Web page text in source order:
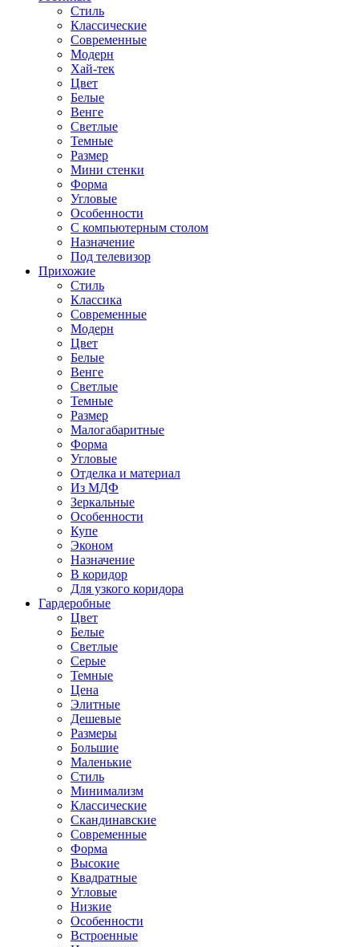
Стиль
Классические
Современные
Модерн
Хай-тек
Цвет
Белые
Венге
Светлые
Темные
Размер
Мини стенки
Форма
Угловые
Особенности
С компьютерным столом
Назначение
Под телевизор
Прихожие
Стиль
Классика
Современные
Модерн
Цвет
Белые
Венге
Светлые
Темные
Размер
Малогабаритные
Форма
Угловые
Отделка и материал
Из МДФ
Зеркальные
Особенности
Купе
Эконом
Назначение
В коридор
Для узкого коридора
Гардеробные
Цвет
Белые
Светлые
Серые
Темные
Цена
Элитные
Дешевые
Размеры
Большие
Маленькие
Стиль
Минимализм
Классические
Скандинавские
Современные
Форма
Высокие
Квадратные
Угловые
Низкие
Особенности
Встроенные